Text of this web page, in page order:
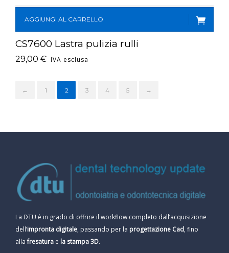
AGGIUNGI AL CARRELLO
CS7600 Lastra pulizia rulli
29,00 € IVA esclusa
← 1 2 3 4 5 →
La DTU è in grado di offrire il workflow completo dall’acquisizione
dell’impronta digitale, passando per la progettazione Cad, fino
allafresatura e la stampa 3D.